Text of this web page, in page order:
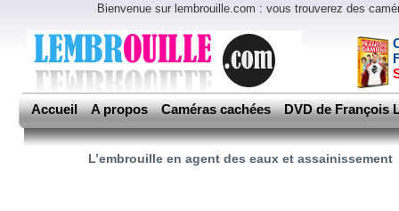
Bienvenue sur lembrouille.com : vous trouverez des
Accueil A propos Caméras cachées DVD de François
L’embrouille en agent des eaux et assainissement